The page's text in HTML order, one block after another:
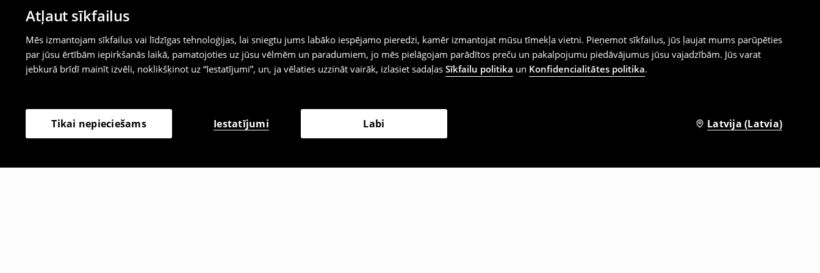
Atļaut sīkfailus
Mēs izmantojam sīkfailus vai līdzīgas tehnoloģijas, lai sniegtu jums labāko iespējamo pieredzi, kamēr izmantojat mūsu tīmekļa vietni. Pieņemot sīkfailus, jūs ļaujat mums parūpēties
par jūsu ērtībām iepirkšanās laikā, pamatojoties uz jūsu vēlmēm un paradumiem, jo mēs pielāgojam parādītos preču un pakalpojumu piedāvājumus jūsu vajadzībām. Jūs varat
jebkurā brīdī mainīt izvēli, noklikšķinot uz “Iestatījumi”, un, ja vēlaties uzzināt vairāk, izlasiet sadaļas Sīkfailu politika un Konfidencialitātes politika.
Tikai nepieciešams Iestatījumi Labi Latvija (Latvia)